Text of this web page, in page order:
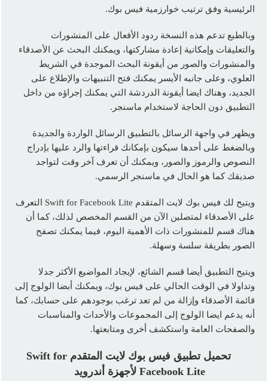
الرئيسية وفق ترتيب خوارزمية فيس بوك.
وبالطبع تدعم هذه النسخة ردود الأفعال على المنشورات
والتعليقات وإمكانية إعادة مشاركتها، ويمكنك البحث عن الأصدقاء
والمنشورات والصور من أيقونة البحث الموجدة في الشريط
العلوي، وعلى جانبه الأيسر يمكنك فتح التنبيهات والإطلاع على
الجديد، وهناك ايضا أيقونة الدردشة التي يمكنك إجراؤه من داخل
التطبيق دون الحاجة لاستخدام ماسنجر.
ويظهر في واجهة الرسائل بالتطبيق الرسائل الواردة والجديدة
وبالضغط على أحدها سيكون بإمكانك قراءتها والرد عليها بإدراج
النصوص والرموز والصور، ويمكنك أن تعرف آخر وقت لتواجد
صديقك كما هو الحال في ماسنجر الرسمي.
ويتيح لك فيس بوك لايت المتقدم Swift for Facebook Lite التعرف
على الأصدقاء لمتصلين الآن من القسم المخصص لذلك، كما أن
هناك قسم للمنشورات ذات الأهمية اليوم، فيما يمكنك تصفح
الصور بطريقة سلسة وسهلة.
ويتيح التطبيق أيضا قسم الشائع، لإيجاد المواضيع الأكثر جدلا
وتداولا في الوقت الحالي على فيس بوك، ويمكنك أبضا الولوج إلى
قائمة الأصدقاء وإزالة من لم تعد ترغب بوجودهم على حسابك، كما
أنه يدعم ايضا الولوج إلى المجموعات والأحداث والمناسبات
والصفحات العامة واستكشف أخرى ومتابعتها.
تحميل تطبيق فيس بوك لايت المتقدم Swift for
Facebook Lite لأجهزة أندرويد